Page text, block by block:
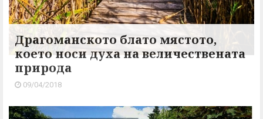
Драгоманското блато мястото,
което носи духа на величествената
природа
09/04/2018